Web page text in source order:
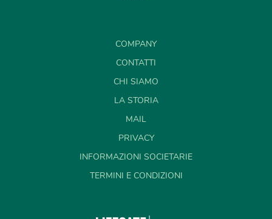
COMPANY
CONTATTI
CHI SIAMO
LA STORIA
MAIL
PRIVACY
INFORMAZIONI SOCIETARIE
TERMINI E CONDIZIONI